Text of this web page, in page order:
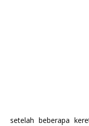
setelah beberapa